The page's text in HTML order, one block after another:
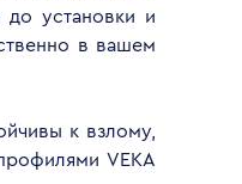
установки и
в вашем
к взлому,
VEKA